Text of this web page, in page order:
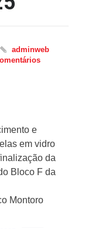
adminweb
e
em vidro
da
Bloco F da
Montoro